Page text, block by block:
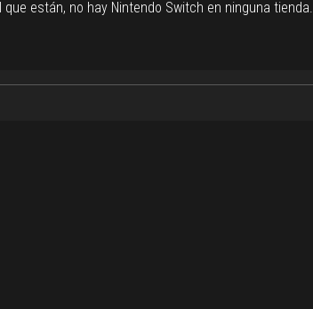
que están, no hay Nintendo Switch en ninguna tienda.